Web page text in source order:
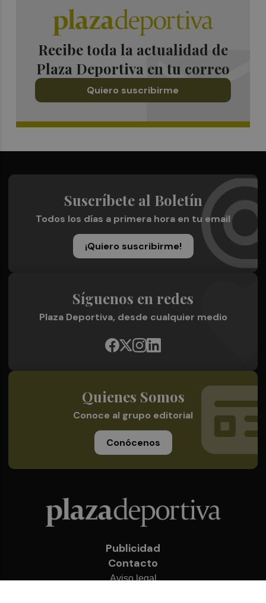
Recibe toda la actualidad de
Plaza Deportiva en tu correo
Quiero suscribirme
Suscríbete al Boletín
Todos los días a primera hora en tu email
¡Quiero suscribirme!
Síguenos en redes
Plaza Deportiva, desde cualquier medio
Quienes Somos
Conoce al grupo editorial
Conócenos
Publicidad
Contacto
Aviso legal